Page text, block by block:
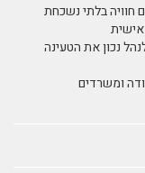
חוויה בלתי נשכחת
נכון את הטעינה
ומשרדים